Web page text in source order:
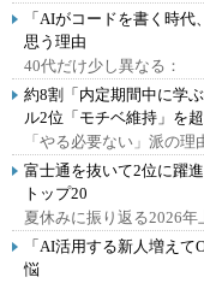
「AIがコードを書く時
思う理由
40代だけ少し異なる：
約8割「内定期間中に学
ル2位「モチベ維持」を
「やる必要ない」派の理
富士通を抜いて2位に躍
トップ20
夏休みに振り返る2026年
「AI活用する新人増え
悩